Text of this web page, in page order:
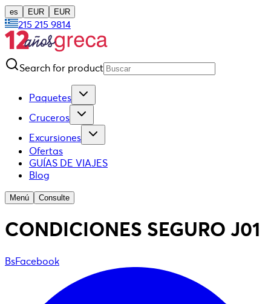
es EUR EUR
215 215 9814
Search for product
Paquetes
Cruceros
Excursiones
Ofertas
GUÍAS DE VIAJES
Blog
Menú Consulte
CONDICIONES SEGURO J01
BsFacebook